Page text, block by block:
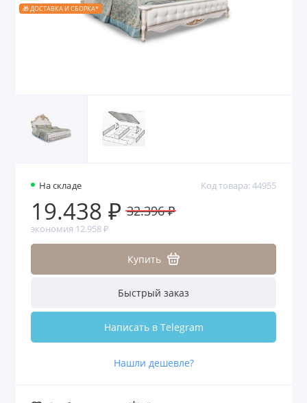
🎁 ДОСТАВКА И СБОРКА*
На складе Код товара: 44955
19.438 ₽ 32.396 ₽
экономия 12.958 ₽
Купить
Быстрый заказ
Написать в Telegram
Нашли дешевле?